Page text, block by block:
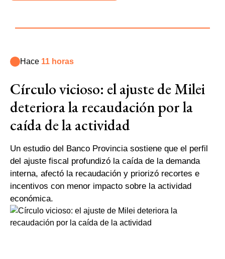
Hace 11 horas
Círculo vicioso: el ajuste de Milei
deteriora la recaudación por la
caída de la actividad
Un estudio del Banco Provincia sostiene que el perfil
del ajuste fiscal profundizó la caída de la demanda
interna, afectó la recaudación y priorizó recortes e
incentivos con menor impacto sobre la actividad
económica.